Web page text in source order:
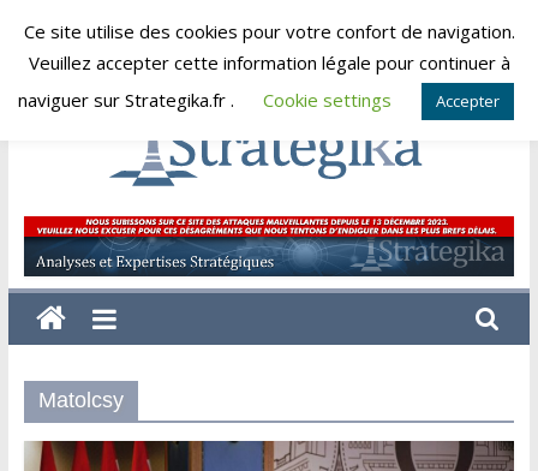
Skip
jeudi, août 6, 2026
Strategika
Expertise
et
Analyses
Matolcsy
Ce site utilise des cookies pour votre confort de navigation.
Veuillez accepter cette information légale pour continuer à
naviguer sur Strategika.fr .
Cookie settings Accepter